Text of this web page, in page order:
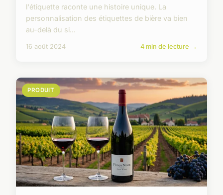
l'étiquette raconte une histoire unique. La
personnalisation des étiquettes de bière va bien
au-delà du si...
16 août 2024 4 min de lecture →
PRODUIT